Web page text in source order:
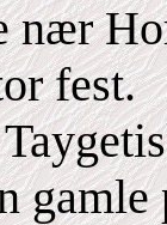
nær
fest.
gamle